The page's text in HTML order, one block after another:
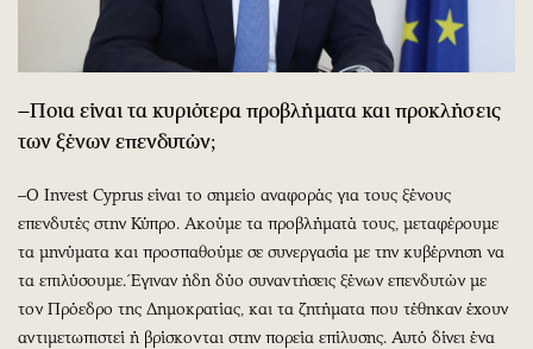
–Ποια είναι τα κυριότερα προβλήματα και προκλήσεις
των ξένων επενδυτών;
–Ο Invest Cyprus είναι το σημείο αναφοράς για τους ξένους
επενδυτές στην Κύπρο. Ακούμε τα προβλήματά τους, μεταφέρουμε
τα μηνύματα και προσπαθούμε σε συνεργασία με την κυβέρνηση να
τα επιλύσουμε. Έγιναν ήδη δύο συναντήσεις ξένων επενδυτών με
τον Πρόεδρο της Δημοκρατίας, και τα ζητήματα που τέθηκαν έχουν
αντιμετωπιστεί ή βρίσκονται στην πορεία επίλυσης. Αυτό δίνει ένα